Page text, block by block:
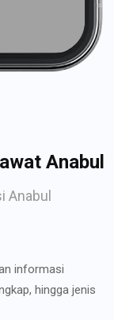
Anabul
Anabul
informasi
hingga jenis